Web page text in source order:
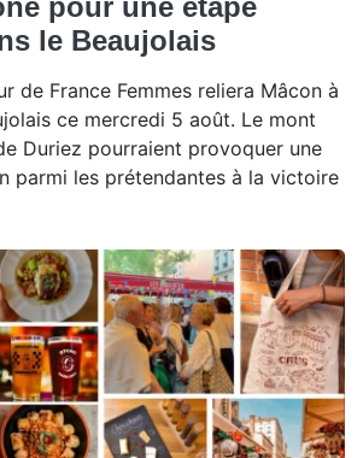
pour une étape
le Beaujolais
de France Femmes reliera Mâcon à
ce mercredi 5 août. Le mont
Duriez pourraient provoquer une
parmi les prétendantes à la victoire